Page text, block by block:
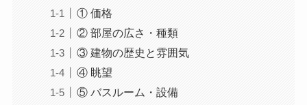
① 価格
② 部屋の広さ・種類
③ 建物の歴史と雰囲気
④ 眺望
⑤ バスルーム・設備